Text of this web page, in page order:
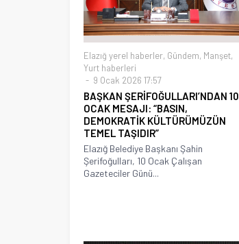
Elazığ yerel haberler, Gündem, Manşet,
Yurt haberleri
9 Ocak 2026 17:57
BAŞKAN ŞERİFOĞULLARI’NDAN 10
OCAK MESAJI: “BASIN,
DEMOKRATİK KÜLTÜRÜMÜZÜN
TEMEL TAŞIDIR”
Elazığ Belediye Başkanı Şahin
Şerifoğulları, 10 Ocak Çalışan
Gazeteciler Günü...